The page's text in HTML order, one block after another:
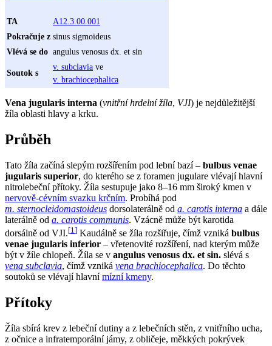
TA
A12.3.00.001
Pokračuje z sinus sigmoideus
Vlévá se do angulus venosus dx. et sin
Soutok s
v. subclavia ve
v. brachiocephalica
Vena jugularis interna (vnitřní hrdelní žíla, VJI) je nejdůležitější
žíla oblasti hlavy a krku.
Průběh
Tato žíla začíná slepým rozšířením pod lební bazí – bulbus venae
jugularis superior, do kterého se z foramen jugulare vlévají hlavní
nitrolebeční přítoky. Žíla sestupuje jako 8–16 mm široký kmen v
nervově-cévním svazku krčním. Probíhá pod
m. sternocleidomastoideus dorsolaterálně od a. carotis interna a dále
laterálně od a. carotis communis. Vzácně může být karotida
dorsálně od VJI.[1 ] Kaudálně se žíla rozšiřuje, čímž vzniká bulbus
venae jugularis inferior – vřetenovité rozšíření, nad kterým může
být v žíle chlopeň. Žíla se v angulus venosus dx. et sin. slévá s
vena subclavia, čímž vzniká vena brachiocephalica. Do těchto
soutoků se vlévají hlavnímízní kmeny.
Přítoky
Žíla sbírá krev z lebeční dutiny a z lebečních stěn, z vnitřního ucha,
z očnice a infratemporální jámy, z obličeje, měkkých pokrývek